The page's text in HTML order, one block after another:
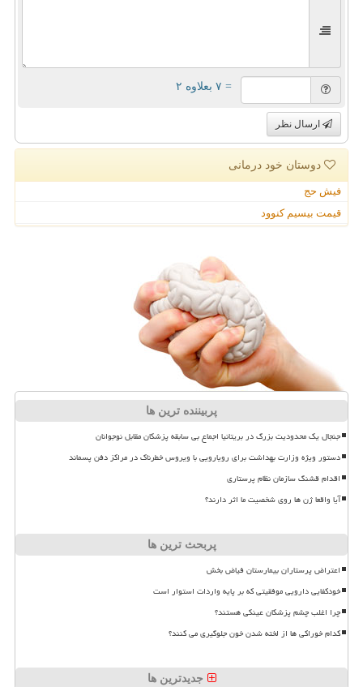
= ۷ بعلاوه ۲
ارسال نظر
دوستان خود درمانی
فیش حج
قیمت بیسیم کنوود
پربیننده ترین ها
جنجال یک محدودیت بزرگ در بریتانیا اجماع بی سابقه پزشکان مقابل نوجوانان
دستور ویژه وزارت بهداشت برای رویارویی با ویروس خطرناک در مراکز دفن پسماند
اقدام قشنگ سازمان نظام پرستاری
آیا واقعا ژن ها روی شخصیت ما اثر دارند؟
پربحث ترین ها
اعتراض پرستاران بیمارستان فیاض بخش
خودکفایی دارویی موفقیتی که بر پایه واردات استوار است
چرا اغلب چشم پزشکان عینکی هستند؟
کدام خوراکی ها از لخته شدن خون جلوگیری می کنند؟
جدیدترین ها